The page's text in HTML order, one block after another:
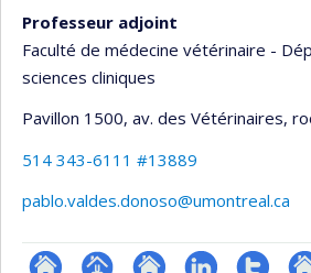
Professeur adjoint
Faculté de médecine vétérinaire -
sciences cliniques
Pavillon 1500, av. des Vétérinaires,
514 343-6111 #13889
pablo.valdes.donoso@umontreal.ca